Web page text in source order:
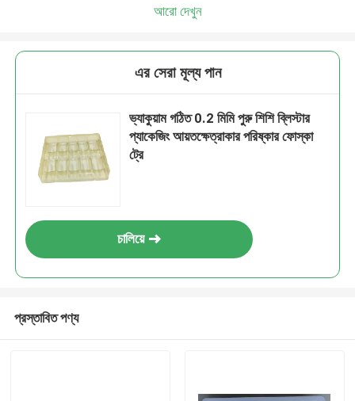
আরো দেখুন
এর সেরা মূল্য পান
ভ্যাকুয়াম গঠিত 0.2 মিমি পুরু শিশি ব্লিস্টার
প্যাকেজিং আয়তক্ষেত্রাকার পরিষ্কার ফোস্কা
ট্রে
চালিয়ে
প্রস্তাবিত পণ্য